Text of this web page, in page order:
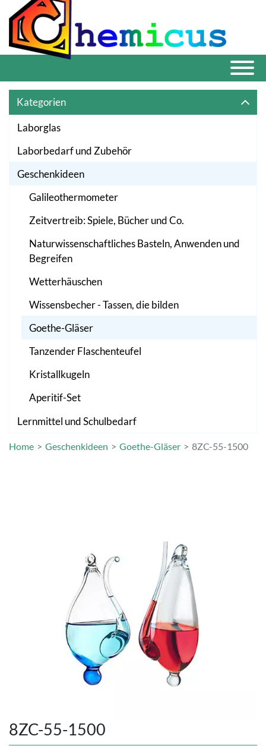
Kategorien
Laborglas
Laborbedarf und Zubehör
Geschenkideen
Galileothermometer
Zeitvertreib: Spiele, Bücher und Co.
Naturwissenschaftliches Basteln, Anwenden und
Begreifen
Wetterhäuschen
Wissensbecher - Tassen, die bilden
Goethe-Gläser
Tanzender Flaschenteufel
Kristallkugeln
Aperitif-Set
Lernmittel und Schulbedarf
Home Geschenkideen Goethe-Gläser 8ZC-55-1500
8ZC-55-1500